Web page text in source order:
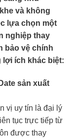
và không
lựa chọn một
nghiệp thay
bảo vệ chính
lợi ích khác biệt:
sản xuất
vị uy tín là đại lý
tục trực tiếp từ
được thay